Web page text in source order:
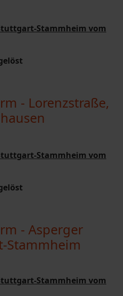
Stammheim vom
- Lorenzstraße,
Stammheim vom
- Asperger
Stammheim
Stammheim vom